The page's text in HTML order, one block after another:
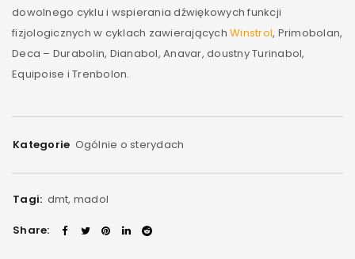
dowolnego cyklu i wspierania dźwiękowych funkcji
fizjologicznych w cyklach zawierających Winstrol, Primobolan,
Deca – Durabolin, Dianabol, Anavar, doustny Turinabol,
Equipoise i Trenbolon.
Kategorie Ogólnie o sterydach
Tagi: dmt, madol
Share: